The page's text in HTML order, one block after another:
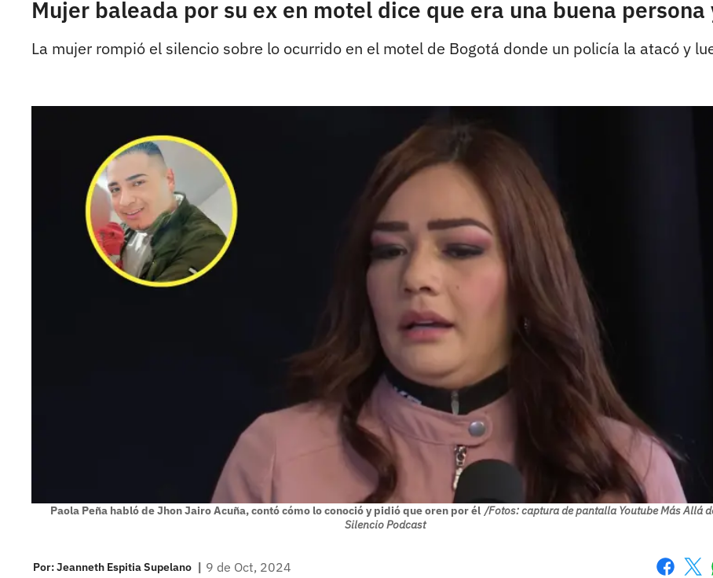
Mujer baleada por su ex en motel dice que era una buena
La mujer rompió el silencio sobre lo ocurrido en el motel de Bogotá donde un policía la atacó y
Paola Peña habló de Jhon Jairo Acuña, contó cómo lo conoció y pidió que oren por él /Fotos: captura de pantalla Youtube Más Allá
Silencio Podcast
Por:Jeanneth Espitia Supelano | 9 de Oct, 2024